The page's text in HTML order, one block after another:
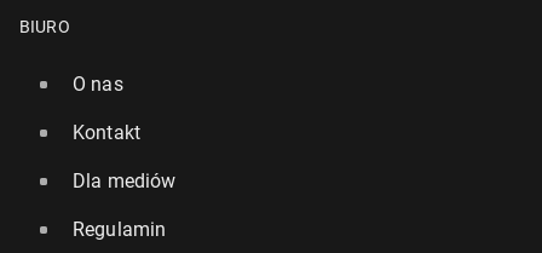
BIURO
O nas
Kontakt
Dla mediów
Regulamin